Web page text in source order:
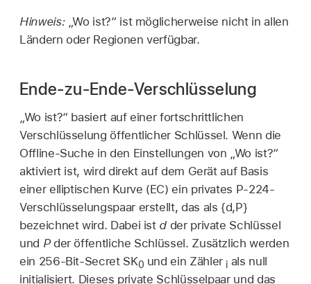
Hinweis: „Wo ist?“ ist möglicherweise nicht in allen
Ländern oder Regionen verfügbar.
Ende-zu-Ende-Verschlüsselung
„Wo ist?“ basiert auf einer fortschrittlichen
Verschlüsselung öffentlicher Schlüssel. Wenn die
Offline-Suche in den Einstellungen von „Wo ist?“
aktiviert ist, wird direkt auf dem Gerät auf Basis
einer elliptischen Kurve (EC) ein privates P-224-
Verschlüsselungspaar erstellt, das als {d,P}
bezeichnet wird. Dabei ist dder private Schlüssel
und Pder öffentliche Schlüssel. Zusätzlich werden
ein 256-Bit-Secret SK0 und ein Zähler i als null
initialisiert. Dieses private Schlüsselpaar und das